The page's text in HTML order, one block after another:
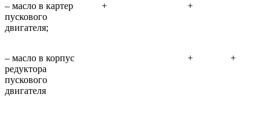
– масло в картер
пускового
двигателя;
+ +
– масло в корпус
редуктора
пускового
двигателя
+ +